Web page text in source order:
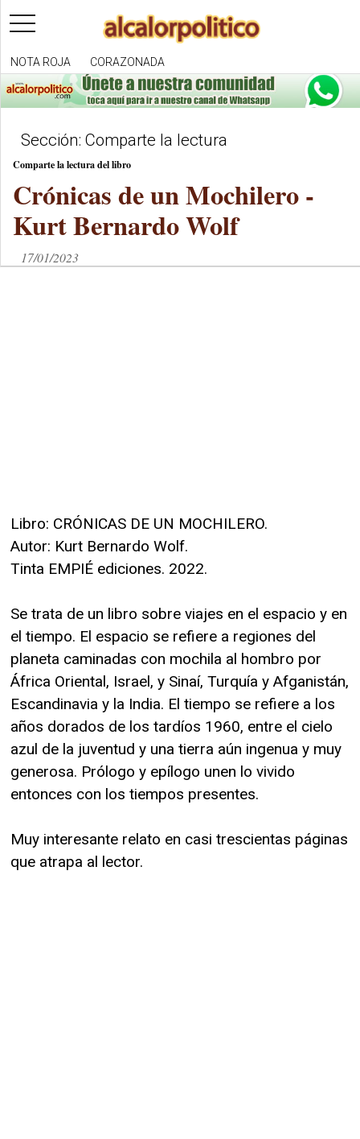
toggle
navigation
NOTA ROJA CORAZONADA
Sección: Comparte la lectura
Comparte la lectura del libro
Crónicas de un Mochilero -
Kurt Bernardo Wolf
17/01/2023
Libro: CRÓNICAS DE UN MOCHILERO.
Autor: Kurt Bernardo Wolf.
Tinta EMPIÉ ediciones. 2022.
Se trata de un libro sobre viajes en el espacio y en
el tiempo. El espacio se refiere a regiones del
planeta caminadas con mochila al hombro por
África Oriental, Israel, y Sinaí, Turquía y Afganistán,
Escandinavia y la India. El tiempo se refiere a los
años dorados de los tardíos 1960, entre el cielo
azul de la juventud y una tierra aún ingenua y muy
generosa. Prólogo y epílogo unen lo vivido
entonces con los tiempos presentes.
Muy interesante relato en casi trescientas páginas
que atrapa al lector.